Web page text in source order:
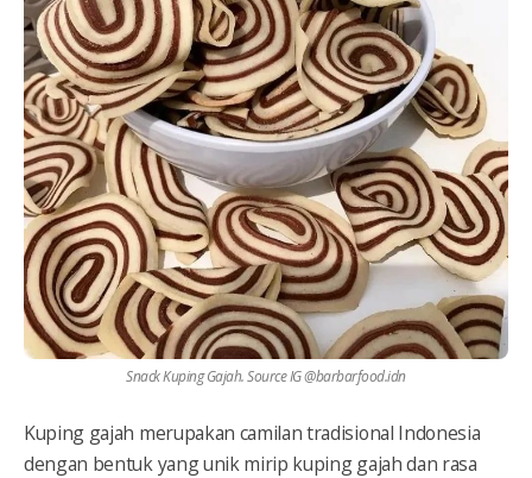
Snack Kuping Gajah. Source IG @barbarfood.idn
Kuping gajah merupakan camilan tradisional Indonesia
dengan bentuk yang unik mirip kuping gajah dan rasa